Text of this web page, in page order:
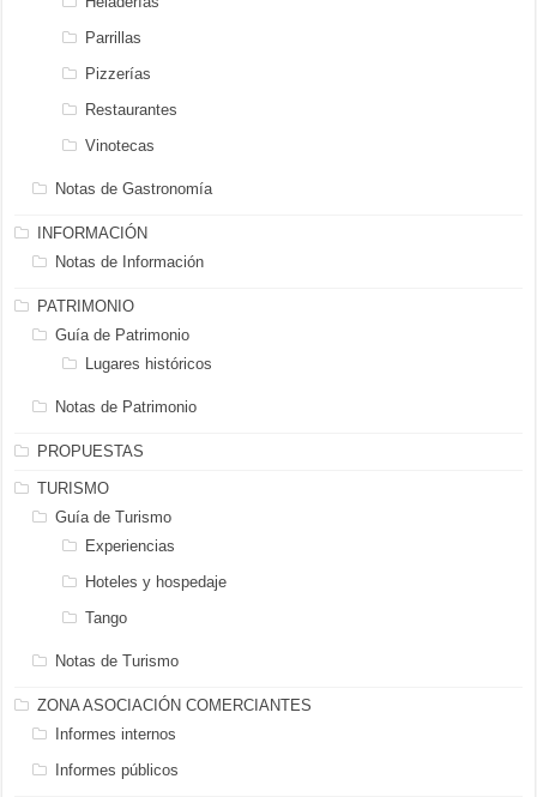
Parrillas
Pizzerías
Restaurantes
Vinotecas
Notas de Gastronomía
INFORMACIÓN
Notas de Información
PATRIMONIO
Guía de Patrimonio
Lugares históricos
Notas de Patrimonio
PROPUESTAS
TURISMO
Guía de Turismo
Experiencias
Hoteles y hospedaje
Tango
Notas de Turismo
ZONA ASOCIACIÓN COMERCIANTES
Informes internos
Informes públicos